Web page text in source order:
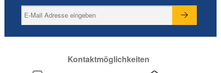
Kontaktmöglichkeiten